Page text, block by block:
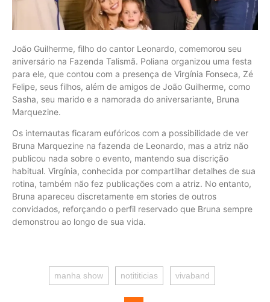
João Guilherme, filho do cantor Leonardo, comemorou seu
aniversário na Fazenda Talismã. Poliana organizou uma festa
para ele, que contou com a presença de Virgínia Fonseca, Zé
Felipe, seus filhos, além de amigos de João Guilherme, como
Sasha, seu marido e a namorada do aniversariante, Bruna
Marquezine.
Os internautas ficaram eufóricos com a possibilidade de ver
Bruna Marquezine na fazenda de Leonardo, mas a atriz não
publicou nada sobre o evento, mantendo sua discrição
habitual. Virgínia, conhecida por compartilhar detalhes de sua
rotina, também não fez publicações com a atriz. No entanto,
Bruna apareceu discretamente em stories de outros
convidados, reforçando o perfil reservado que Bruna sempre
demonstrou ao longo de sua vida.
manha show notititicias vivaband